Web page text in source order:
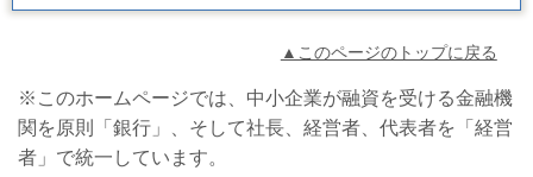
▲このページのトップに戻る
※このホームページでは、中小企業が融資を受ける金融機
関を原則「銀行」、そして社長、経営者、代表者を「経営
者」で統一しています。